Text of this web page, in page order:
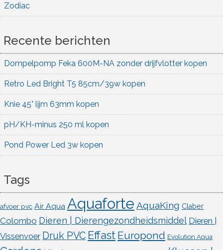
Zodiac
Recente berichten
Dompelpomp Feka 600M-NA zonder drijfvlotter kopen
Retro Led Bright T5 85cm/39w kopen
Knie 45° lijm 63mm kopen
pH/KH-minus 250 ml kopen
Pond Power Led 3w kopen
Tags
afvoer pvc Air Aqua Aquaforte AquaKing Claber
Colombo Dieren | Dierengezondheidsmiddel Dieren |
Vissenvoer Druk PVC Effast Europond Evolution Aqua